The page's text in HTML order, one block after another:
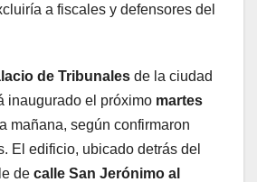
a fiscales y defensores del
de Tribunales de la ciudad
inaugurado el próximo martes
mañana, según confirmaron
El edificio, ubicado detrás del
de calle San Jerónimo al